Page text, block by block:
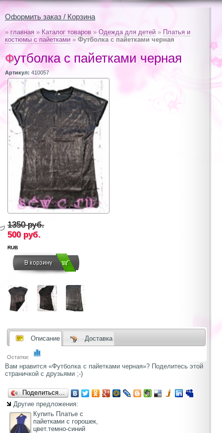
Оформить заказ / Корзина
» главная » Каталог товаров » Одежда для детей » Платья и
костюмы с пайетками » Футболка с пайетками черная
Футболка с пайетками черная
Артикул: 410057
1350 руб.
500 руб.
RUB
Описание Доставка
Остатки:
Вам нравится «Футболка с пайетками черная»? Поделитесь этой
страничкой с друзьями ;-)
Поделиться…
Другие предложения:
Купить Платье с
пайетками с горошек,
цвет.темно-синий